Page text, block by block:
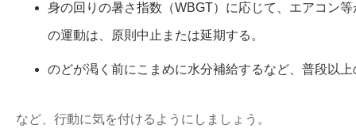
身の回りの暑さ指数（WBGT）に応じて、エアコン
の運動は、原則中止または延期する。
のどが渇く前にこまめに水分補給するなど、普段以
など、行動に気を付けるようにしましょう。